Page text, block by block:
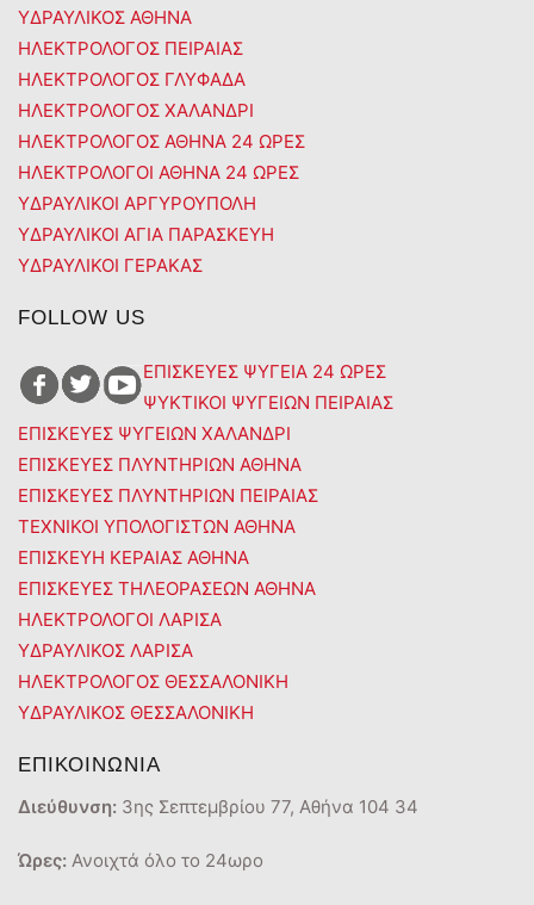
ΥΔΡΑΥΛΙΚΟΣ ΑΘΗΝΑ
ΗΛΕΚΤΡΟΛΟΓΟΣ ΠΕΙΡΑΙΑΣ
ΗΛΕΚΤΡΟΛΟΓΟΣ ΓΛΥΦΑΔΑ
ΗΛΕΚΤΡΟΛΟΓΟΣ ΧΑΛΑΝΔΡΙ
ΗΛΕΚΤΡΟΛΟΓΟΣ ΑΘΗΝΑ 24 ΩΡΕΣ
ΗΛΕΚΤΡΟΛΟΓΟΙ ΑΘΗΝΑ 24 ΩΡΕΣ
ΥΔΡΑΥΛΙΚΟΙ ΑΡΓΥΡΟΥΠΟΛΗ
ΥΔΡΑΥΛΙΚΟΙ ΑΓΙΑ ΠΑΡΑΣΚΕΥΗ
ΥΔΡΑΥΛΙΚΟΙ ΓΕΡΑΚΑΣ
FOLLOW US
ΕΠΙΣΚΕΥΕΣ ΨΥΓΕΙΑ 24 ΩΡΕΣ
ΨΥΚΤΙΚΟΙ ΨΥΓΕΙΩΝ ΠΕΙΡΑΙΑΣ
ΕΠΙΣΚΕΥΕΣ ΨΥΓΕΙΩΝ ΧΑΛΑΝΔΡΙ
ΕΠΙΣΚΕΥΕΣ ΠΛΥΝΤΗΡΙΩΝ ΑΘΗΝΑ
ΕΠΙΣΚΕΥΕΣ ΠΛΥΝΤΗΡΙΩΝ ΠΕΙΡΑΙΑΣ
ΤΕΧΝΙΚΟΙ ΥΠΟΛΟΓΙΣΤΩΝ ΑΘΗΝΑ
ΕΠΙΣΚΕΥΗ ΚΕΡΑΙΑΣ ΑΘΗΝΑ
ΕΠΙΣΚΕΥΕΣ ΤΗΛΕΟΡΑΣΕΩΝ ΑΘΗΝΑ
ΗΛΕΚΤΡΟΛΟΓΟΙ ΛΑΡΙΣΑ
ΥΔΡΑΥΛΙΚΟΣ ΛΑΡΙΣΑ
ΗΛΕΚΤΡΟΛΟΓΟΣ ΘΕΣΣΑΛΟΝΙΚΗ
ΥΔΡΑΥΛΙΚΟΣ ΘΕΣΣΑΛΟΝΙΚΗ
ΕΠΙΚΟΙΝΩΝΙΑ
Διεύθυνση: 3ης Σεπτεμβρίου 77, Αθήνα 104 34
Ώρες: Ανοιχτά όλο το 24ωρο